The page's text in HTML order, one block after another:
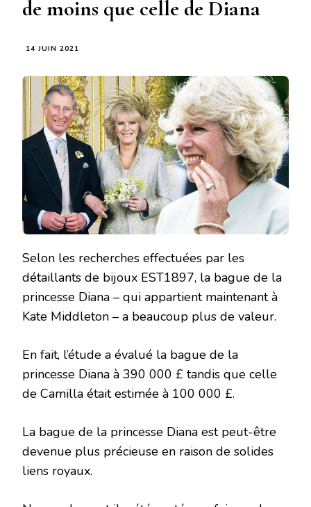
de moins que celle de Diana
14 JUIN 2021
Selon les recherches effectuées par les
détaillants de bijoux EST1897, la bague de la
princesse Diana – qui appartient maintenant à
Kate Middleton – a beaucoup plus de valeur.
En fait, l’étude a évalué la bague de la
princesse Diana à 390 000 £ tandis que celle
de Camilla était estimée à 100 000 £.
La bague de la princesse Diana est peut-être
devenue plus précieuse en raison de solides
liens royaux.